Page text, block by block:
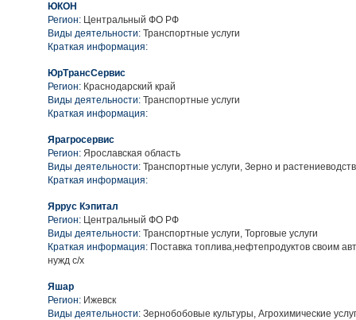
ЮКОН
Регион: Центральный ФО РФ
Виды деятельности: Транспортные услуги
Краткая информация:
ЮрТрансСервис
Регион: Краснодарский край
Виды деятельности: Транспортные услуги
Краткая информация:
Ярагросервис
Регион: Ярославская область
Виды деятельности: Транспортные услуги, Зерно и
Краткая информация:
Яррус Кэпитал
Регион: Центральный ФО РФ
Виды деятельности: Транспортные услуги, Торговые услуги
Краткая информация: Поставка топлива,нефтепродуктов своим
нужд с/х
Яшар
Регион: Ижевск
Виды деятельности: Зернобобовые культуры, Агрохимические